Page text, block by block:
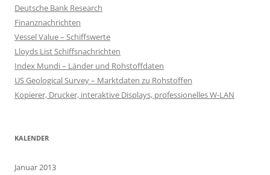
Deutsche Bank Research
Finanznachrichten
Vessel Value – Schiffswerte
Lloyds List Schiffsnachrichten
Index Mundi – Länder und Rohstoffdaten
US Geological Survey – Marktdaten zu Rohstoffen
Kopierer, Drucker, interaktive Displays, professionelles W-LAN
KALENDER
Januar 2013